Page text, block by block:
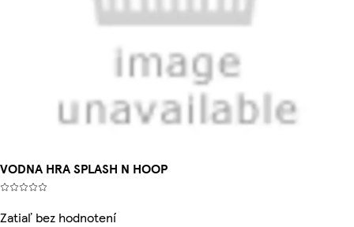
VODNA HRA SPLASH N HOOP
Zatiaľ bez hodnotení